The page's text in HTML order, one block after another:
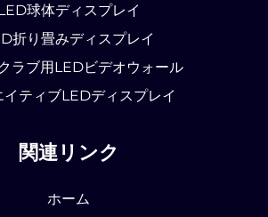
球体ディスプレイ
折り畳みディスプレイ
ラブ用LEDビデオウォール
イティブLEDディスプレイ
関連リンク
ホーム